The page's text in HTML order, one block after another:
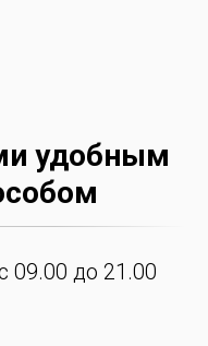
удобным
09.00 до 21.00